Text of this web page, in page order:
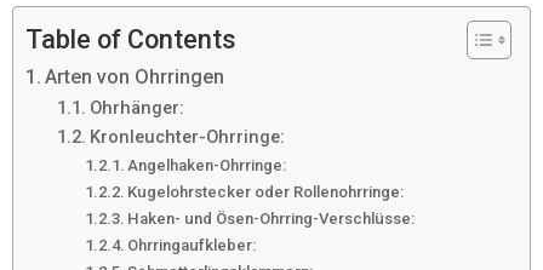
Table of Contents
Arten von Ohrringen
Ohrhänger:
Kronleuchter-Ohrringe:
Angelhaken-Ohrringe:
Kugelohrstecker oder Rollenohrringe:
Haken- und Ösen-Ohrring-Verschlüsse:
Ohrringaufkleber: